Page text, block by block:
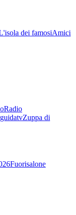
dei famosiAmici
Radio
Zuppa di
Fuorisalone